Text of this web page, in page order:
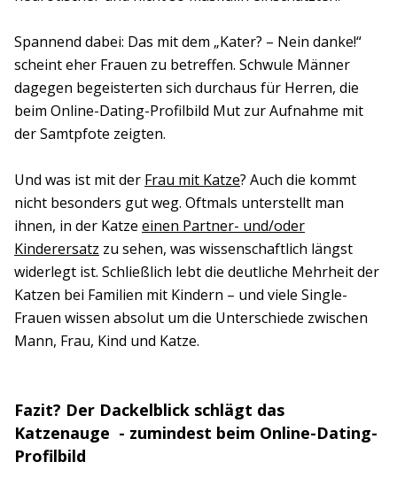
Spannend dabei: Das mit dem „Kater? – Nein danke!“
scheint eher Frauen zu betreffen. Schwule Männer
dagegen begeisterten sich durchaus für Herren, die
beim Online-Dating-Profilbild Mut zur Aufnahme mit
der Samtpfote zeigten.
Und was ist mit der Frau mit Katze? Auch die kommt
nicht besonders gut weg. Oftmals unterstellt man
ihnen, in der Katze einen Partner- und/oder
Kinderersatz zu sehen, was wissenschaftlich längst
widerlegt ist. Schließlich lebt die deutliche Mehrheit der
Katzen bei Familien mit Kindern – und viele Single-
Frauen wissen absolut um die Unterschiede zwischen
Mann, Frau, Kind und Katze.
Fazit? Der Dackelblick schlägt das
Katzenauge - zumindest beim Online-Dating-
Profilbild